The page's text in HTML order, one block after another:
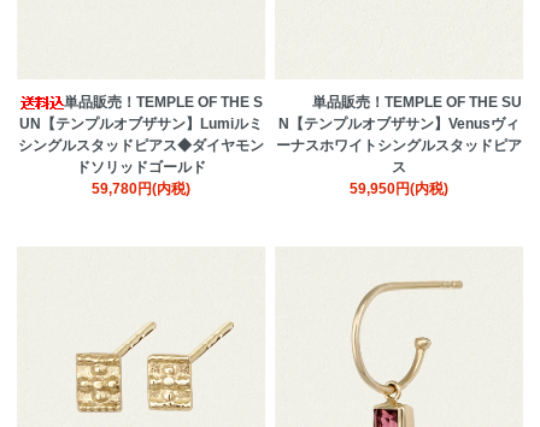
単品販売！TEMPLE OF THE S
UN【テンプルオブザサン】Lumiルミ
シングルスタッドピアス◆ダイヤモン
ドソリッドゴールド
59,780円(内税)
単品販売！TEMPLE OF THE SU
N【テンプルオブザサン】Venusヴィ
ーナスホワイトシングルスタッドピア
ス
59,950円(内税)